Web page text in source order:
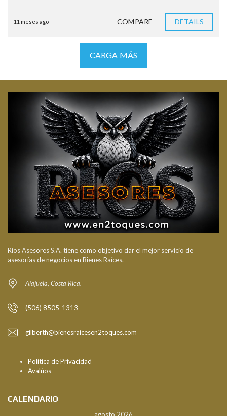
11 meses ago COMPARE DETAILS
CARGA MÁS
Ríos Asesores S.A. tiene como objetivo dar el mejor servicio de
asesorías de negocios en Bienes Raíces.
Alajuela, Costa Rica.
(506) 8505-1313
gilberth@bienesraicesen2toques.com
Politica de Privacidad
Avalúos
CALENDARIO